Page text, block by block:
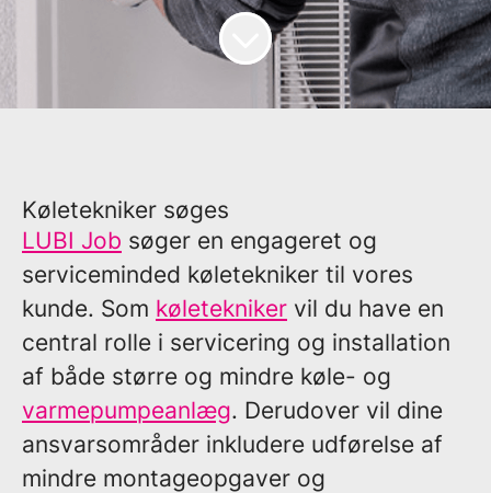
Køletekniker søges
LUBI Job søger en engageret og
serviceminded køletekniker til vores
kunde. Som køletekniker vil du have en
central rolle i servicering og installation
af både større og mindre køle- og
varmepumpeanlæg. Derudover vil dine
ansvarsområder inkludere udførelse af
mindre montageopgaver og